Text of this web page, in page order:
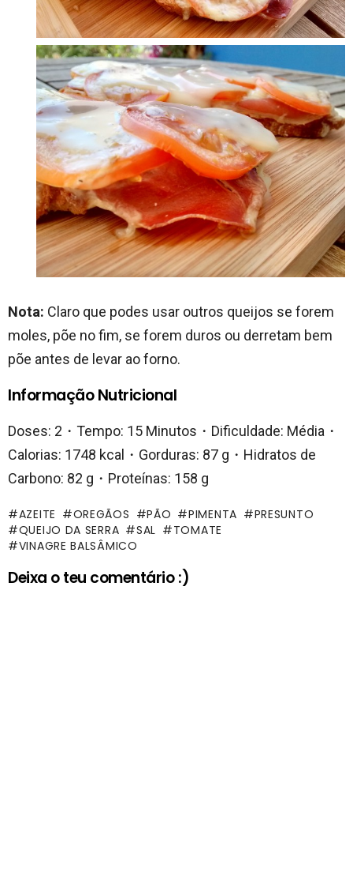
Nota: Claro que podes usar outros queijos se forem
moles, põe no fim, se forem duros ou derretam bem
põe antes de levar ao forno.
Informação Nutricional
Doses: 2・Tempo: 15 Minutos・Dificuldade: Média・
Calorias: 1748 kcal・Gorduras: 87 g・Hidratos de
Carbono: 82 g・Proteínas: 158 g
AZEITE OREGÃOS PÃO PIMENTA
PRESUNTO
QUEIJO DA SERRA
SAL
TOMATE
VINAGRE BALSÂMICO
Deixa o teu comentário :)